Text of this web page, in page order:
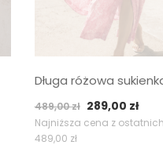
Długa różowa
489,00zł Pierwotna
cena
289,00 zł
Najniższa cena z
489,00 zł